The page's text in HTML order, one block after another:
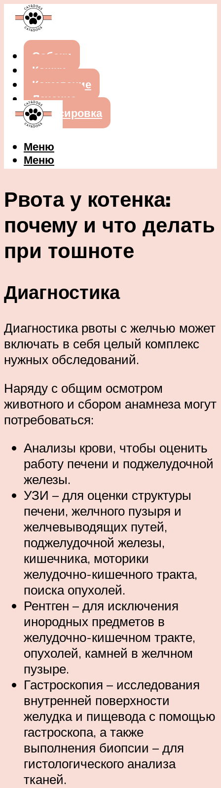
Собаки
Кошки
Кормление
Лечение
Дрессировка
Меню
Меню
Рвота у котенка:
почему и что делать
при тошноте
Диагностика
Диагностика рвоты с желчью может
включать в себя целый комплекс
нужных обследований.
Наряду с общим осмотром
животного и сбором анамнеза могут
потребоваться:
Анализы крови, чтобы оценить
работу печени и поджелудочной
железы.
УЗИ – для оценки структуры
печени, желчного пузыря и
желчевыводящих путей,
поджелудочной железы,
кишечника, моторики
желудочно-кишечного тракта,
поиска опухолей.
Рентген – для исключения
инородных предметов в
желудочно-кишечном тракте,
опухолей, камней в желчном
пузыре.
Гастроскопия – исследования
внутренней поверхности
желудка и пищевода с помощью
гастроскопа, а также
выполнения биопсии – для
гистологического анализа
тканей.